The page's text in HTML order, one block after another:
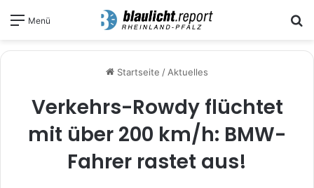
Menü
Startseite / Aktuelles
Verkehrs-Rowdy flüchtet
mit über 200 km/h: BMW-
Fahrer rastet aus!